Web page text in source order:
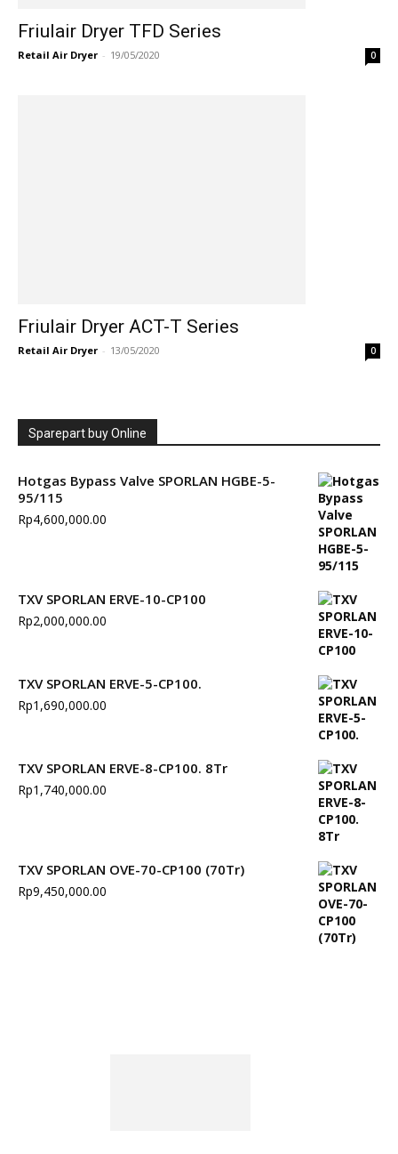
Friulair Dryer TFD Series
Retail Air Dryer - 19/05/2020 0
Friulair Dryer ACT-T Series
Retail Air Dryer - 13/05/2020 0
Sparepart buy Online
Hotgas Bypass Valve SPORLAN HGBE-5-
95/115
Rp4,600,000.00
TXV SPORLAN ERVE-10-CP100
Rp2,000,000.00
TXV SPORLAN ERVE-5-CP100.
Rp1,690,000.00
TXV SPORLAN ERVE-8-CP100. 8Tr
Rp1,740,000.00
TXV SPORLAN OVE-70-CP100 (70Tr)
Rp9,450,000.00